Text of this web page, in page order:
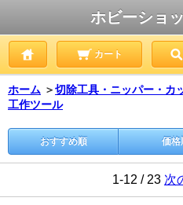
ホビーショ
カート
ホーム ＞切除工具・ニッパー・カ
工作ツール
おすすめ順 価格
1-12 / 23 次